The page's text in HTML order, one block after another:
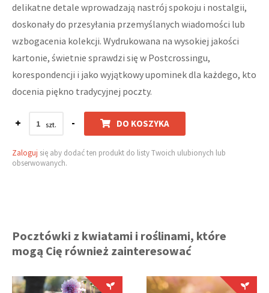
delikatne detale wprowadzają nastrój spokoju i nostalgii,
doskonały do przesyłania przemyślanych wiadomości lub
wzbogacenia kolekcji. Wydrukowana na wysokiej jakości
kartonie, świetnie sprawdzi się w Postcrossingu,
korespondencji i jako wyjątkowy upominek dla każdego, kto
docenia piękno tradycyjnej poczty.
+ - DO KOSZYKA
Zaloguj się aby dodać ten produkt do listy Twoich ulubionych lub
obserwowanych.
Pocztówki z kwiatami i roślinami, które
mogą Cię również zainteresować